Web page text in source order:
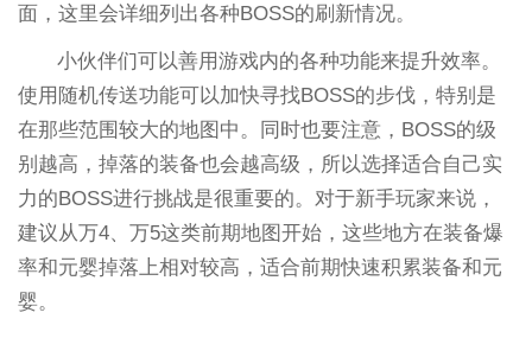
面，这里会详细列出各种BOSS的刷新情况。
小伙伴们可以善用游戏内的各种功能来提升效率。
使用随机传送功能可以加快寻找BOSS的步伐，特别是
在那些范围较大的地图中。同时也要注意，BOSS的级
别越高，掉落的装备也会越高级，所以选择适合自己实
力的BOSS进行挑战是很重要的。对于新手玩家来说，
建议从万4、万5这类前期地图开始，这些地方在装备爆
率和元婴掉落上相对较高，适合前期快速积累装备和元
婴。